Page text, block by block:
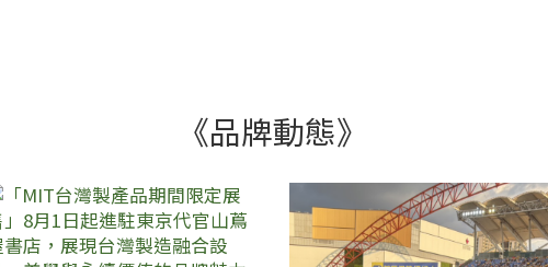
《品牌動態》